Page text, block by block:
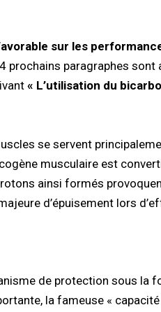
sur les
prochains paragraphes sont
« L’utilisation du
se servent
musculaire est
ainsi formés
d’épuisement lors
de protection sous la
la fameuse «